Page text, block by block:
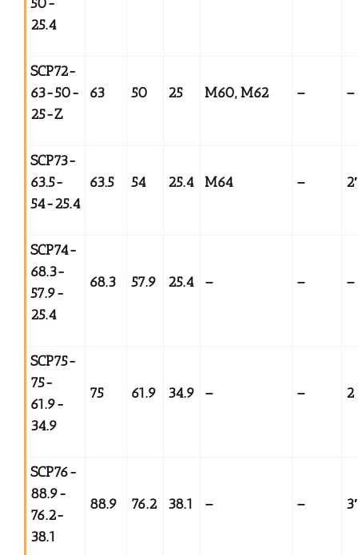
25.4
SCP72-
63-50-
25-Z
63 50 25 M60, M62 – –
SCP73-
63.5-
54-25.4
63.5 54 25.4 M64 – 2
SCP74-
68.3-
57.9-
25.4
68.3 57.9 25.4 – – –
SCP75-
75-
61.9-
34.9
75 61.9 34.9 – –
SCP76-
88.9-
76.2-
38.1
88.9 76.2 38.1 – – 3